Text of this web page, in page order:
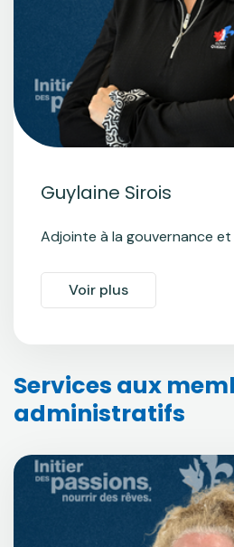
Guylaine Sirois
Adjointe à la gouvernance
Voir plus
Services aux
administratifs